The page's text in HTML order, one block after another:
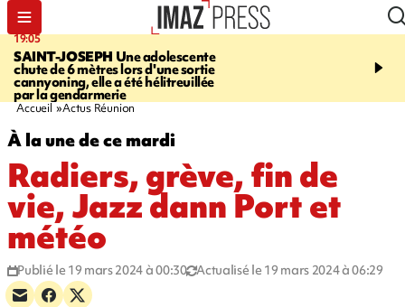
19:05
SAINT-JOSEPH Une adolescente
chute de 6 mètres lors d'une sortie
cannyoning, elle a été hélitreuillée
par la gendarmerie
20:44
rouée de coups,
Accueil Actus Réunion
À la une de ce mardi
Radiers, grève, fin de
vie, Jazz dann Port et
météo
Publié le 19 mars 2024 à 00:30 Actualisé le 19 mars 2024 à 06:29